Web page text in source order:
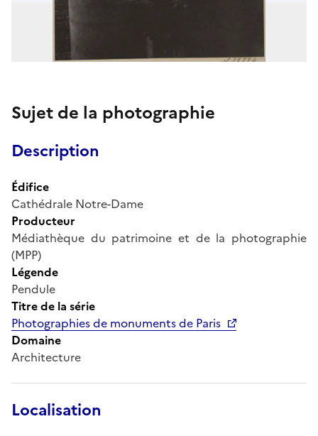
Sujet de la photographie
Description
Édifice
Cathédrale Notre-Dame
Producteur
Médiathèque du patrimoine et de la photographie
(MPP)
Légende
Pendule
Titre de la série
Photographies de monuments de Paris
Domaine
Architecture
Localisation